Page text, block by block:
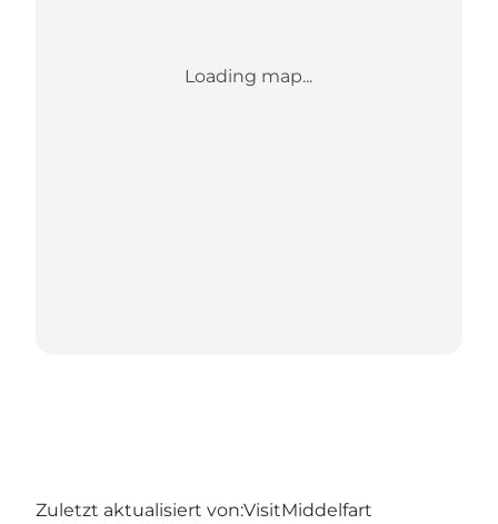
Loading map...
Zuletzt aktualisiert von:VisitMiddelfart